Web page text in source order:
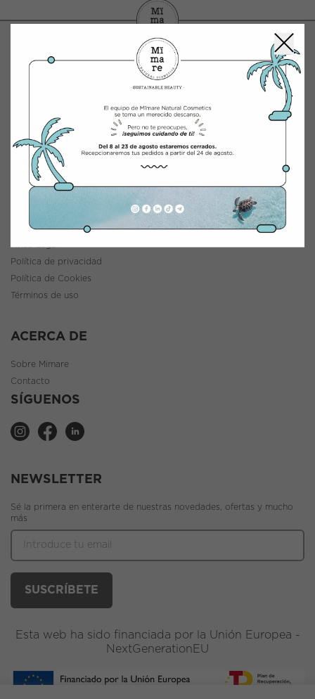
CONTACTO
INTEGRACIÓN Y DISTRIBUCIÓN COSMÉTICA
Polígono Industrial Saprelorca, B/111
30817 Lorca (Murcia), España
www.mimarenaturalcosmetics.com
Teléfono:968 47 60 59
INFORMACIÓN
Política de envíos y devoluciones
Política de privacidad
Política de Cookies
Términos de uso
ACERCA DE
Sobre Mimare
Contacto
SÍGUENOS
NEWSLETTER
Sé la primera en enterarte de nuestras novedades, ofertas y mucho
más
Esta web ha sido financiada por la Unión Europea -
NextGenerationEU